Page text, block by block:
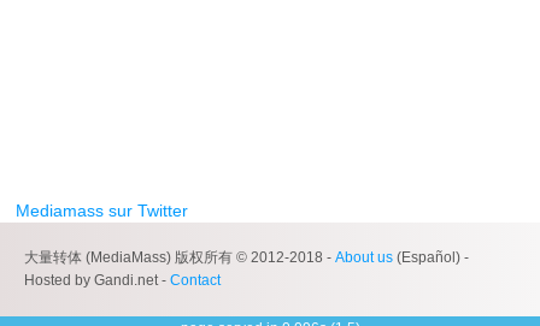
Mediamass sur Twitter
大量转体 (MediaMass) 版权所有 © 2012-2018 - About us (Español) -
Hosted by Gandi.net - Contact